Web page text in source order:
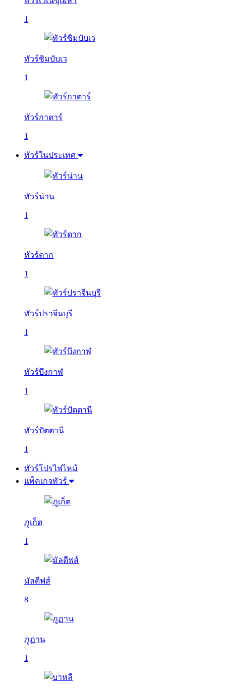
1
ทัวร์ซิมบับเว
1
ทัวร์กาตาร์
1
ทัวร์ในประเทศ
ทัวร์น่าน
1
ทัวร์ตาก
1
ทัวร์ปราจีนบุรี
1
ทัวร์บึงกาฬ
1
ทัวร์ปัตตานี
1
ทัวร์โปรไฟไหม้
แพ็คเกจทัวร์
ภูเก็ต
1
มัลดีฟส์
8
ภูฏาน
1